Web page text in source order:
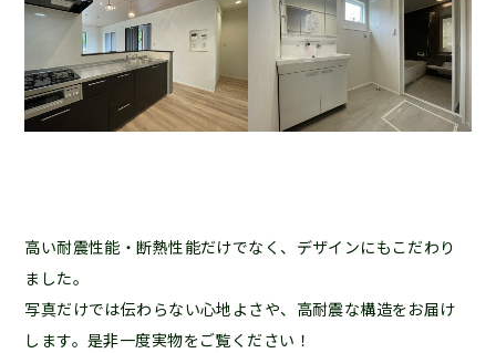
高い耐震性能・断熱性能だけでなく、デザインにもこだわり
ました。
写真だけでは伝わらない心地よさや、高耐震な構造をお届け
します。是非一度実物をご覧ください！